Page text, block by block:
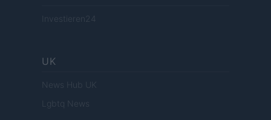
Investieren24
UK
News Hub UK
Lgbtq News